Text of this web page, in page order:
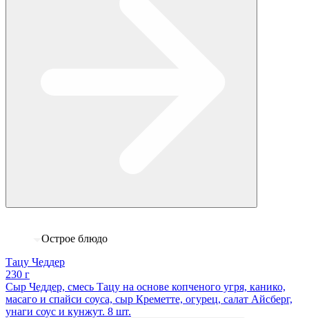
Острое блюдо
Тацу Чеддер
230 г
Сыр Чеддер, смесь Тацу на основе копченого угря, канико,
масаго и спайси соуса, сыр Креметте, огурец, салат Айсберг,
унаги соус и кунжут. 8 шт.